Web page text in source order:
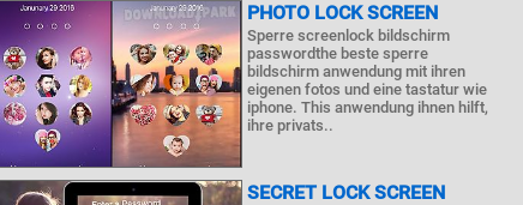
PHOTO LOCK SCREEN
Sperre screenlock bildschirm
passwordthe beste sperre
bildschirm anwendung mit ihren
eigenen fotos und eine tastatur wie
iphone. This anwendung ihnen hilft,
ihre privats..
SECRET LOCK SCREEN